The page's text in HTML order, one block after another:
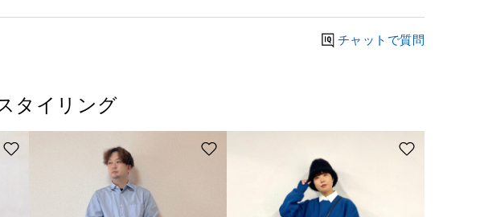
チャットで質問
タイリング